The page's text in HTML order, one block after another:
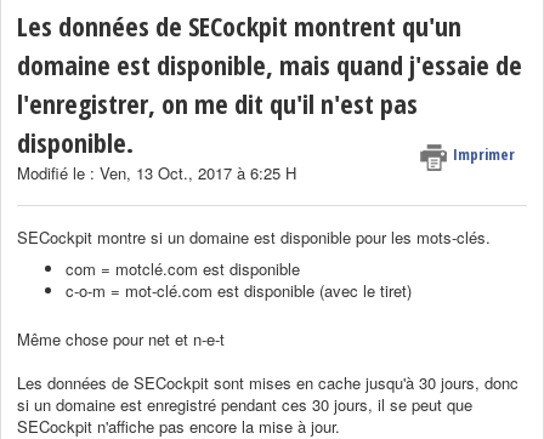
Les données de SECockpit montrent qu'un
domaine est disponible, mais quand j'essaie de
l'enregistrer, on me dit qu'il n'est pas
disponible.
Imprimer
Modifié le : Ven, 13 Oct., 2017 à 6:25 H
SECockpit montre si un domaine est disponible pour les mots-clés.
com = motclé.com est disponible
c-o-m = mot-clé.com est disponible (avec le tiret)
Même chose pour net et n-e-t
Les données de SECockpit sont mises en cache jusqu'à 30 jours, donc
si un domaine est enregistré pendant ces 30 jours, il se peut que
SECockpit n'affiche pas encore la mise à jour.